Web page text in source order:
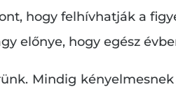
hogy felhívhatják a
előnye, hogy egész
Mindig